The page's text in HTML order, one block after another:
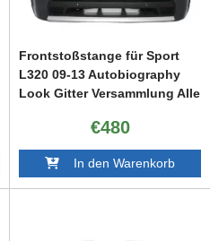
Frontstoßstange für Sport
L320 09-13 Autobiography
Look Gitter Versammlung Alle
€480
In den Warenkorb